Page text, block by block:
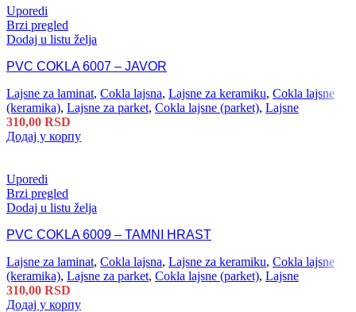
Uporedi
Brzi pregled
Dodaj u listu želja
PVC COKLA 6007 – JAVOR
Lajsne za laminat, Cokla lajsna, Lajsne za keramiku, Cokla lajsne
(keramika), Lajsne za parket, Cokla lajsne (parket), Lajsne
310,00 RSD
Додај у корпу
Uporedi
Brzi pregled
Dodaj u listu želja
PVC COKLA 6009 – TAMNI HRAST
Lajsne za laminat, Cokla lajsna, Lajsne za keramiku, Cokla lajsne
(keramika), Lajsne za parket, Cokla lajsne (parket), Lajsne
310,00 RSD
Додај у корпу